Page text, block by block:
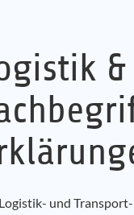
und